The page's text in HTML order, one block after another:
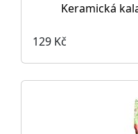
Keramická
129 Kč